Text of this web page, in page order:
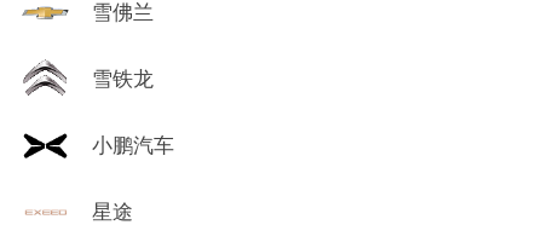
雪佛兰
雪铁龙
小鹏汽车
星途